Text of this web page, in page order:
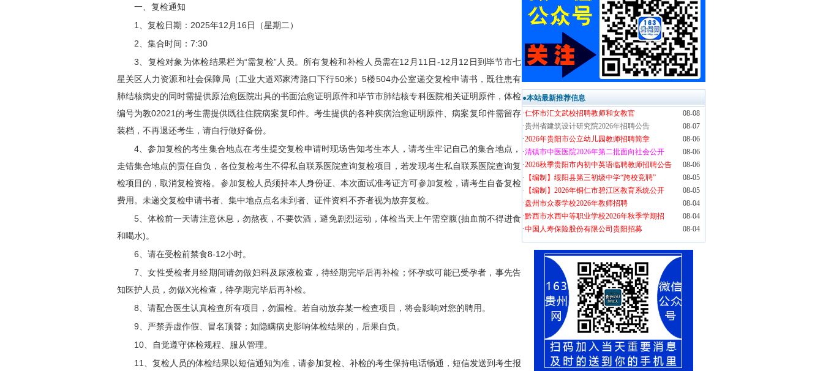
●本站最新推荐信息
·仁怀市汇文武校招聘教师和女教官
08-08
·贵州省建筑设计研究院2026年招聘公告
08-07
·2026年贵阳市公立幼儿园教师招聘简章
08-06
·清镇市中医医院2026年第二批面向社会公开
08-06
·2026秋季贵阳市内初中英语临聘教师招聘公告
08-06
· 【编制】绥阳县第三初级中学“跨校竞聘”
08-05
· 【编制】2026年铜仁市碧江区教育系统公开
08-05
·盘州市众泰学校2026年教师招聘
08-04
·黔西市水西中等职业学校2026年秋季学期招
08-04
·中国人寿保险股份有限公司贵阳招募 08-04
一、复检通知
1、复检日期：2025年12月16日（星期二）
2、集合时间：7:30
3、复检对象为体检结果栏为“需复检”人员。所有复检和补检人员需在12月11日-12月12日到毕节市七
星关区人力资源和社会保障局（工业大道邓家湾路口下行50米）5楼504办公室递交复检申请书，既往患有
肺结核病史的同时需提供原治愈医院出具的书面治愈证明原件和毕节市肺结核专科医院相关证明原件，体检
编号为教02021的考生需提供既往住院病案复印件。考生提供的各种疾病治愈证明原件、病案复印件需留存
装档，不再退还考生，请自行做好备份。
4、参加复检的考生集合地点在考生提交复检申请时现场告知考生本人，请考生牢记自己的集合地点，
走错集合地点的责任自负，各位复检考生不得私自联系医院查询复检项目，若发现考生私自联系医院查询复
检项目的，取消复检资格。参加复检人员须持本人身份证、本次面试准考证方可参加复检，请考生自备复检
费用。未递交复检申请书者、集中地点点名未到者、证件资料不齐者视为放弃复检。
5、体检前一天请注意休息，勿熬夜，不要饮酒，避免剧烈运动，体检当天上午需空腹(抽血前不得进食
和喝水)。
6、请在受检前禁食8-12小时。
7、女性受检者月经期间请勿做妇科及尿液检查，待经期完毕后再补检；怀孕或可能已受孕者，事先告
知医护人员，勿做X光检查，待孕期完毕后再补检。
8、请配合医生认真检查所有项目，勿漏检。若自动放弃某一检查项目，将会影响对您的聘用。
9、严禁弄虚作假、冒名顶替；如隐瞒病史影响体检结果的，后果自负。
10、自觉遵守体检规程、服从管理。
11、复检人员的体检结果以短信通知为准，请参加复检、补检的考生保持电话畅通，短信发送到考生报